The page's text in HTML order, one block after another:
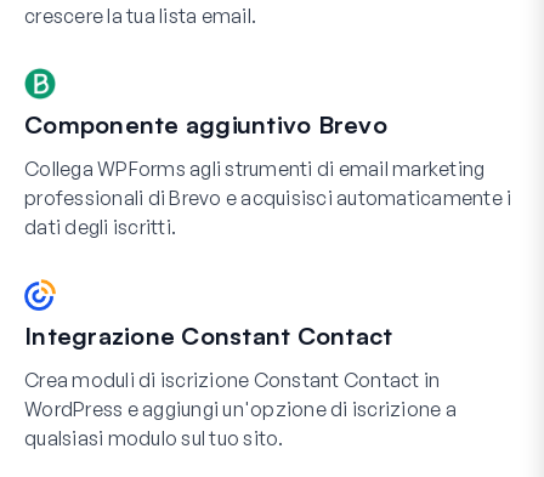
crescere la tua lista email.
Componente aggiuntivo Brevo
Collega WPForms agli strumenti di email marketing
professionali di Brevo e acquisisci automaticamente i
dati degli iscritti.
Integrazione Constant Contact
Crea moduli di iscrizione Constant Contact in
WordPress e aggiungi un'opzione di iscrizione a
qualsiasi modulo sul tuo sito.